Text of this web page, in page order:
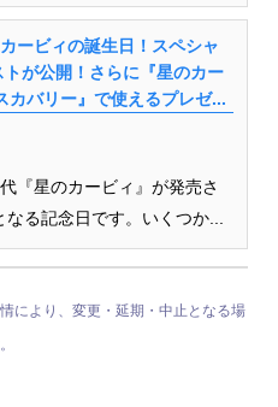
ービィの誕生日！スペシャ
トが公開！さらに『星のカー
カバリー』で使えるプレゼ...
『星のカービィ』が発売さ
る記念日です。いくつか...
により、変更・延期・中止となる場